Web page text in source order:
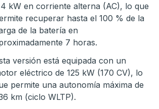
kW en corriente alterna (AC), lo que
recuperar hasta el 100 % de la
de la batería en
7 horas.
versión está equipada con un
eléctrico de 125 kW (170 CV), lo
permite una autonomía máxima de
km (ciclo WLTP).